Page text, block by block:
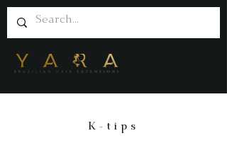
K-tips